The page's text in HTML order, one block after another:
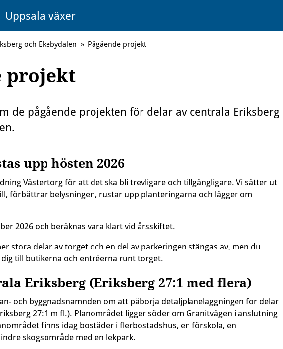
Uppsala växer
och Ekebydalen » Pågående projekt
projekt
de pågående projekten för delar av centrala Eriksberg
upp hösten 2026
Västertorg för att det ska bli trevligare och tillgängligare. Vi sätter ut
förbättrar belysningen, rustar upp planteringarna och lägger om
2026 och beräknas vara klart vid årsskiftet.
stora delar av torget och en del av parkeringen stängas av, men du
till butikerna och entréerna runt torget.
Eriksberg (Eriksberg 27:1 med flera)
och byggnadsnämnden om att påbörja detaljplaneläggningen för delar
27:1 m fl.). Planområdet ligger söder om Granitvägen i anslutning
finns idag bostäder i flerbostadshus, en förskola, en
skogsområde med en lekpark.